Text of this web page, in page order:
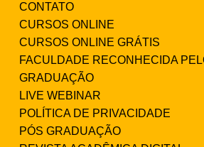
CONTATO
CURSOS ONLINE
CURSOS ONLINE GRÁTIS
FACULDADE RECONHECIDA
GRADUAÇÃO
LIVE WEBINAR
POLÍTICA DE PRIVACIDADE
PÓS GRADUAÇÃO